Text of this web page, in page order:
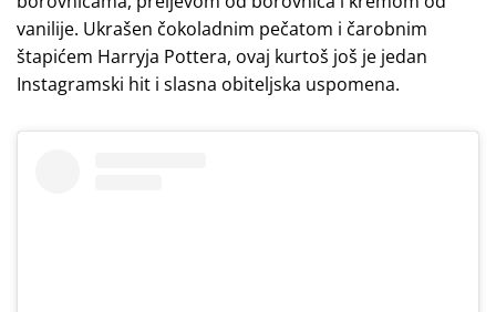
vanilije. Ukrašen čokoladnim pečatom i čarobnim
štapićem Harryja Pottera, ovaj kurtoš još je jedan
Instagramski hit i slasna obiteljska uspomena.